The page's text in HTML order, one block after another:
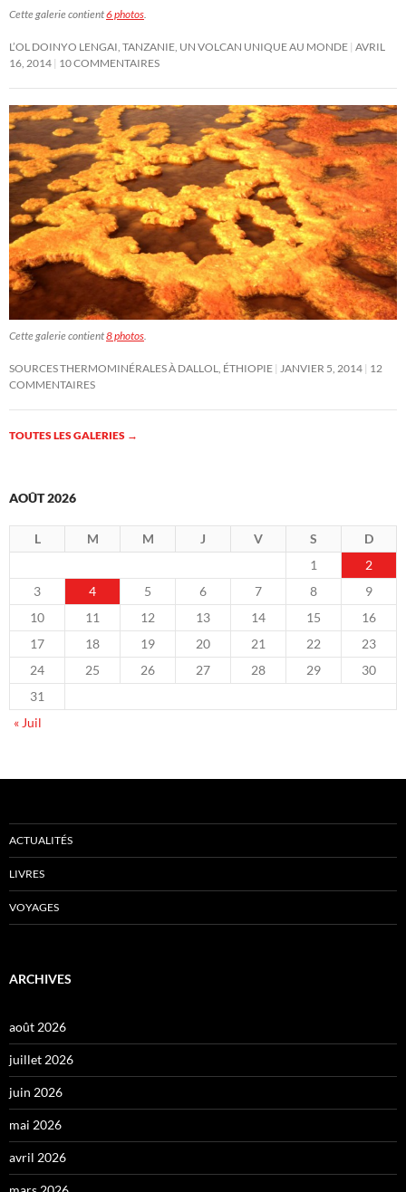
Cette galerie contient6 photos
L’OL DOINYO LENGAI, TANZANIE, UN VOLCAN UNIQUE AU MONDE AVRIL
16, 2014 10 COMMENTAIRES
Cette galerie contient8 photos
SOURCES THERMOMINÉRALES À DALLOL, ÉTHIOPIE JANVIER 5, 2014 12
COMMENTAIRES
TOUTES LES GALERIES →
AOÛT 2026
L M M J V S
D
1
2
3
4 5 6 7 8
9
10
11 12 13 14 15
16
17
18 19 20 21 22
23
24
25 26 27 28 29
30
31
« Juil
ACTUALITÉS
LIVRES
VOYAGES
ARCHIVES
août 2026
juillet 2026
juin 2026
mai 2026
avril 2026